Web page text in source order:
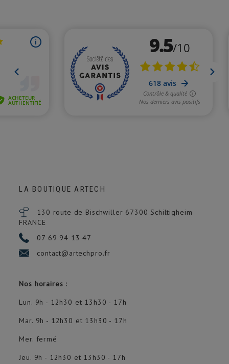
(1 avis)
LA BOUTIQUE ARTECH
130 route de Bischwiller 67300 Schiltigheim
FRANCE
07 69 94 13 47
contact@artechpro.fr
Nos horaires :
Lun. 9h - 12h30 et 13h30 - 17h
Mar. 9h - 12h30 et 13h30 - 17h
Mer. fermé
Jeu. 9h - 12h30 et 13h30 - 17h